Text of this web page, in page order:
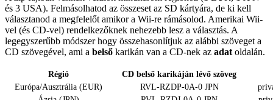
és 3 USA). Felmásolhatod az összeset az SD kártyára, de ki kell
választanod a megfelelőt amikor a Wii-re rámásolod. Amerikai Wii-
vel (és CD-vel) rendelkezőknek nehezebb lesz a választás. A
legegyszerűbb módszer hogy összehasonlítjuk az alábbi szöveget a
CD szövegével, ami a belső karikán van a CD-nek az adat oldalán.
Régió
CD belső karikáján lévő szöveg
Európa/Ausztrália (EUR)
RVL-RZDP-0A-0 JPN